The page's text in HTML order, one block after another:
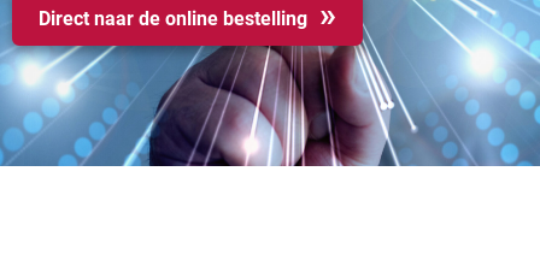
Direct naar de online bestelling